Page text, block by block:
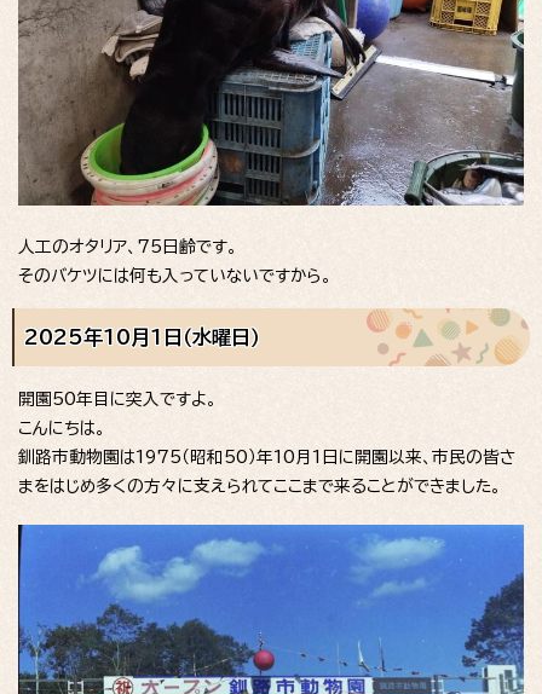
人工のオタリア、75日齢です。
そのバケツには何も入っていないですから。
2025年10月1日（水曜日）
開園50年目に突入ですよ。
こんにちは。
釧路市動物園は1975（昭和50）年10月1日に開園以来、市民の皆さ
まをはじめ多くの方々に支えられてここまで来ることができました。